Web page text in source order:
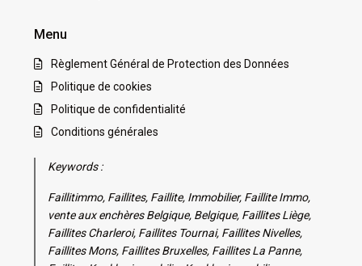
Menu
Règlement Général de Protection des Données
Politique de cookies
Politique de confidentialité
Conditions générales
Keywords :
Faillitimmo, Faillites, Faillite, Immobilier, Faillite Immo,
vente aux enchères Belgique, Belgique, Faillites Liège,
Faillites Charleroi, Faillites Tournai, Faillites Nivelles,
Faillites Mons, Faillites Bruxelles, Faillites La Panne,